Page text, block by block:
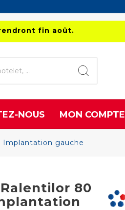
fin août.
NOUS MON COMPTE
Implantation gauche
80